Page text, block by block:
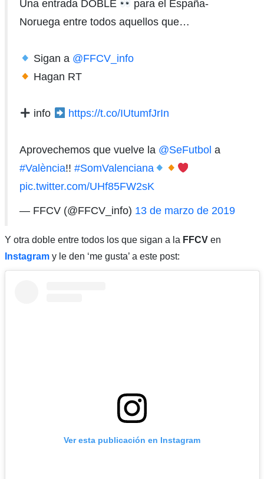
Una entrada DOBLE
para el España-
Noruega entre todos aquellos que…
Sigan a @FFCV_info
Hagan RT
info https://t.co/IUtumfJrIn
Aprovechemos que vuelve la @SeFutbol a
#València!! #SomValenciana
pic.twitter.com/UHf85FW2sK
— FFCV (@FFCV_info) 13 de marzo de 2019
Y otra doble entre todos los que sigan a la FFCVen
Instagramy le den ‘me gusta’ a este post:
Ver esta publicación en Instagram